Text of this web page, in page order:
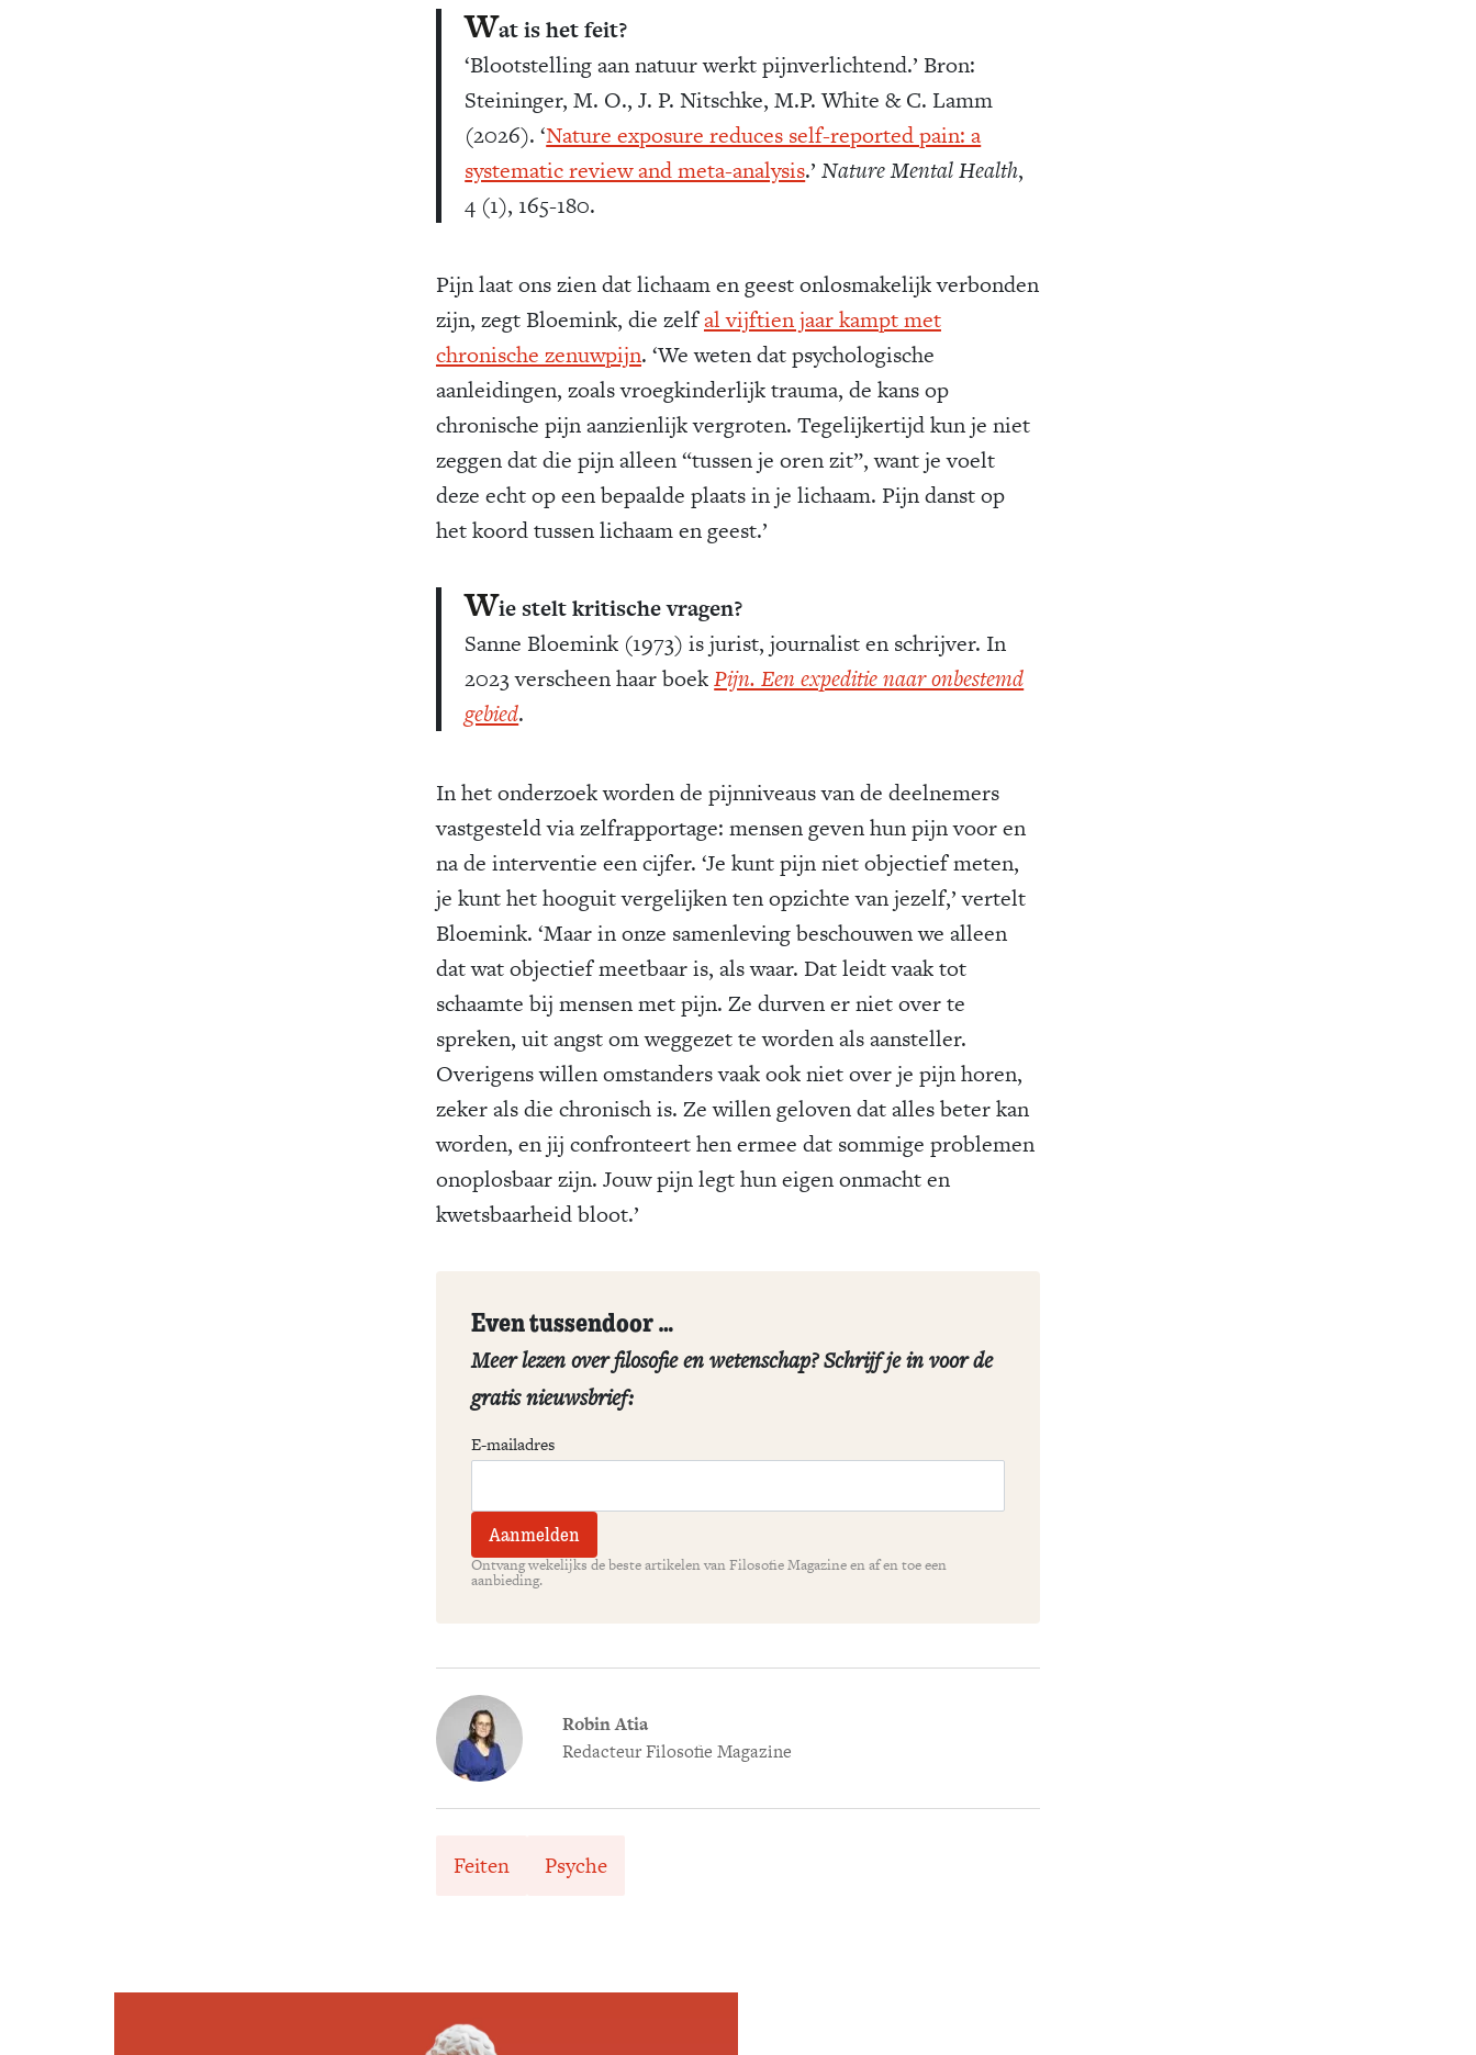
Wat is het feit?
‘Blootstelling aan natuur werkt pijnverlichtend.’ Bron:
Steininger, M. O., J. P. Nitschke, M.P. White & C. Lamm
(2026). ‘Nature exposure reduces self-reported pain: a
systematic review and meta-analysis.’Nature Mental Health,
4 (1), 165-180.
Pijn laat ons zien dat lichaam en geest onlosmakelijk verbonden
zijn, zegt Bloemink, die zelfal vijftien jaar kampt met
chronische zenuwpijn. ‘We weten dat psychologische
aanleidingen, zoals vroegkinderlijk trauma, de kans op
chronische pijn aanzienlijk vergroten. Tegelijkertijd kun je niet
zeggen dat die pijn alleen “tussen je oren zit”, want je voelt
deze echt op een bepaalde plaats in je lichaam. Pijn danst op
het koord tussen lichaam en geest.’
Wie stelt kritische vragen?
Sanne Bloemink (1973) is jurist, journalist en schrijver. In
2023 verscheen haar boekPijn. Een expeditie naar onbestemd
gebied.
In het onderzoek worden de pijnniveaus van de deelnemers
vastgesteld via zelfrapportage: mensen geven hun pijn voor en
na de interventie een cijfer. ‘Je kunt pijn niet objectief meten,
je kunt het hooguit vergelijken ten opzichte van jezelf,’ vertelt
Bloemink. ‘Maar in onze samenleving beschouwen we alleen
dat wat objectief meetbaar is, als waar. Dat leidt vaak tot
schaamte bij mensen met pijn. Ze durven er niet over te
spreken, uit angst om weggezet te worden als aansteller.
Overigens willen omstanders vaak ook niet over je pijn horen,
zeker als die chronisch is. Ze willen geloven dat alles beter kan
worden, en jij confronteert hen ermee dat sommige problemen
onoplosbaar zijn. Jouw pijn legt hun eigen onmacht en
kwetsbaarheid bloot.’
Even tussendoor …
Meer lezen over filosofie en wetenschap? Schrijf je in voor de
gratis nieuwsbrief:
E-mailadres
Ontvang wekelijks de beste artikelen van Filosofie Magazine en af en toe een
aanbieding.
Robin Atia
Redacteur Filosofie Magazine
Feiten Psyche